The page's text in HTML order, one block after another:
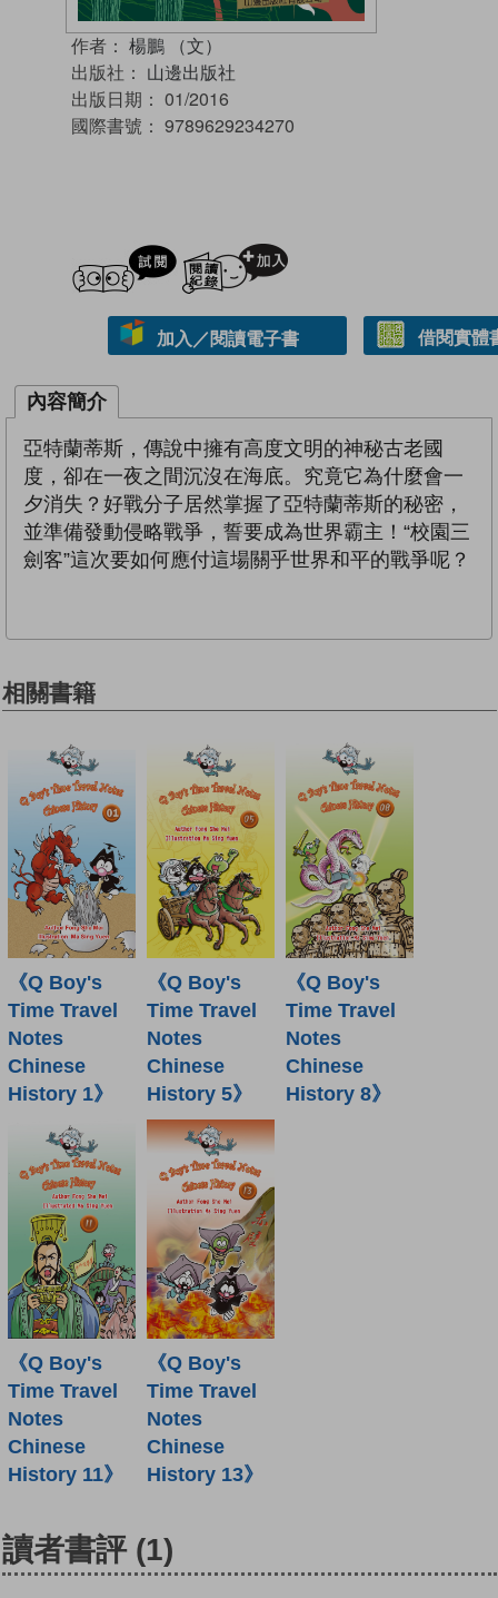
作者： 楊鵬 （文）
出版社： 山邊出版社
出版日期： 01/2016
國際書號： 9789629234270
試閲
加入／閱讀電子書 借閱實體
內容簡介
亞特蘭蒂斯，傳說中擁有高度文明的神秘古老國
度，卻在一夜之間沉沒在海底。究竟它為什麼會一
夕消失？好戰分子居然掌握了亞特蘭蒂斯的秘密，
並準備發動侵略戰爭，誓要成為世界霸主！“校園三
劍客”這次要如何應付這場關乎世界和平的戰爭呢？
相關書籍
《Q Boy's
Time Travel
Notes
Chinese
History 1》
《Q Boy's
Time Travel
Notes
Chinese
History 5》
《Q Boy's
Time Travel
Notes
Chinese
History 8》
《Q Boy's
Time Travel
Notes
Chinese
History 11》
《Q Boy's
Time Travel
Notes
Chinese
History 13》
讀者書評 (1)